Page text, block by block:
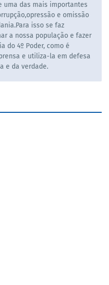
uma das mais importantes
e omissão
isso se faz
a nossa população e fazer
do 4º Poder, como é
e utiliza-la em defesa
e da verdade.